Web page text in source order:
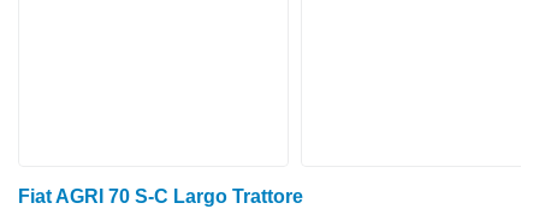
Fiat AGRI 70 S-C Largo Trattore